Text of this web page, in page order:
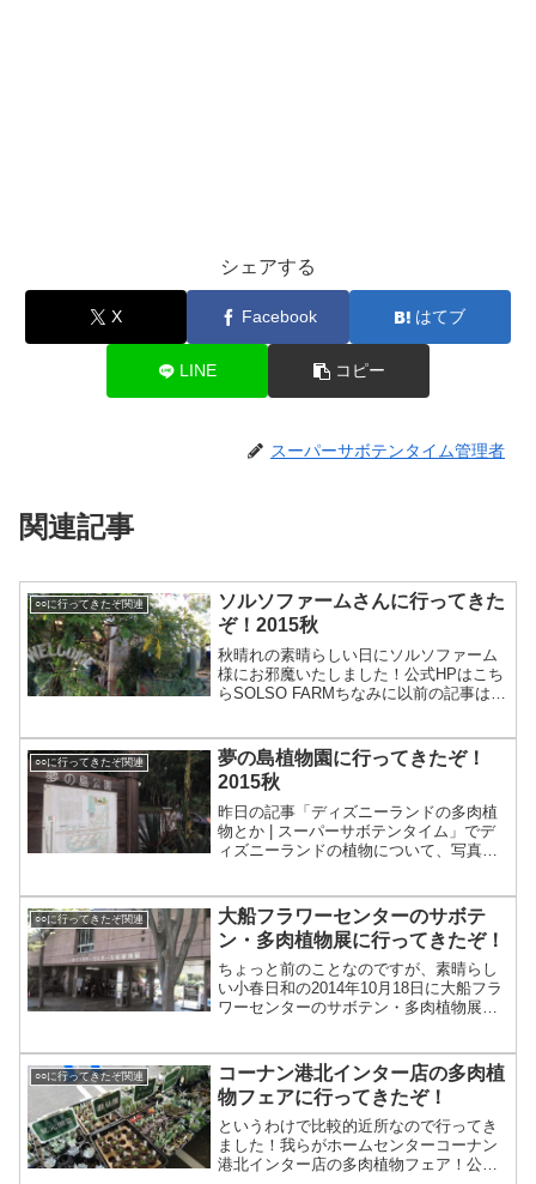
シェアする
X Facebook はてブ
LINE コピー
スーパーサボテンタイム管理者
関連記事
○○に行ってきたぞ関連
ソルソファームさんに行ってきた
ぞ！2015秋
秋晴れの素晴らしい日にソルソファーム
様にお邪魔いたしました！公式HPはこち
らSOLSO FARMちなみに以前の記事はこ
ズ。名称不明。かっこいいですなぁ。ホ
ヤ・リネア...
○○に行ってきたぞ関連
夢の島植物園に行ってきたぞ！
2015秋
昨日の記事「ディズニーランドの多肉植
物とか | スーパーサボテンタイム」でデ
ィズニーランドの植物について、写真を
「夢の島熱帯植物園」です！公式ページ
はこちら【東京都】夢...
○○に行ってきたぞ関連
大船フラワーセンターのサボテ
ン・多肉植物展に行ってきたぞ！
ちょっと前のことなのですが、素晴らし
い小春日和の2014年10月18日に大船フラ
ワーセンターのサボテン・多肉植物展に
か。結構遠いです。というか遠いです。
入場料は大人3...
○○に行ってきたぞ関連
コーナン港北インター店の多肉植
物フェアに行ってきたぞ！
というわけで比較的近所なので行ってき
ました！我らがホームセンターコーナン
港北インター店の多肉植物フェア！公式